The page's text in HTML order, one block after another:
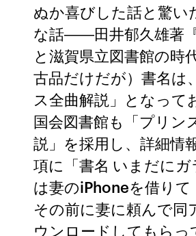
ぬか喜びした話と驚い
な話――田井郁久雄著
と滋賀県立図書館の時
古品だけだが）書名は
ス全曲解説」となって
国会図書館も「プリン
説」を採用し、詳細情
項に「書名 いまだに
は妻のiPhoneを借りて
その前に妻に頼んで同
ウンロードしてもらっ